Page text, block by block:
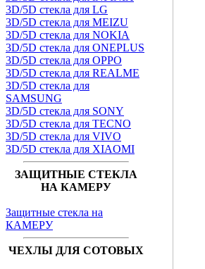
3D/5D стекла для LG
3D/5D стекла для MEIZU
3D/5D стекла для NOKIA
3D/5D стекла для ONEPLUS
3D/5D стекла для OPPO
3D/5D стекла для REALME
3D/5D стекла для
SAMSUNG
3D/5D стекла для SONY
3D/5D стекла для TECNO
3D/5D стекла для VIVO
3D/5D стекла для XIAOMI
ЗАЩИТНЫЕ СТЕКЛА
НА КАМЕРУ
Защитные стекла на
КАМЕРУ
ЧЕХЛЫ ДЛЯ СОТОВЫХ